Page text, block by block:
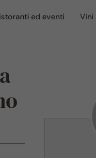
ed eventi Vini